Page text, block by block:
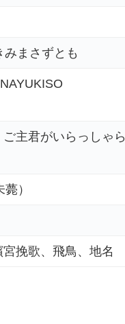
まさずとも
主君がいらっしゃら
）
挽歌、飛鳥、地名